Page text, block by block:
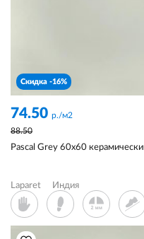
Скидка -16%
74.50 р./м2
88.50
Pascal Grey 60x60
Laparet Индия